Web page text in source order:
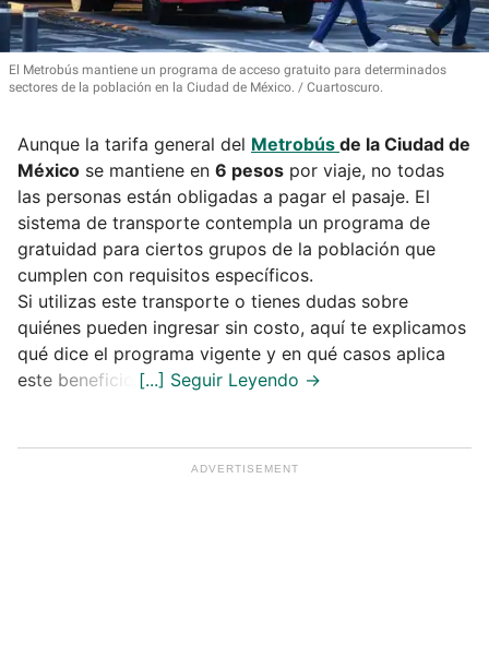
El Metrobús mantiene un programa de acceso gratuito para determinados
sectores de la población en la Ciudad de México.
Cuartoscuro.
Aunque la tarifa general del Metrobús de la Ciudad de
México se mantiene en 6 pesos por viaje, no todas
las personas están obligadas a pagar el pasaje. El
sistema de transporte contempla un programa de
gratuidad para ciertos grupos de la población que
cumplen con requisitos específicos.
Si utilizas este transporte o tienes dudas sobre
quiénes pueden ingresar sin costo, aquí te explicamos
qué dice el programa vigente y en qué casos aplica
este beneficio.